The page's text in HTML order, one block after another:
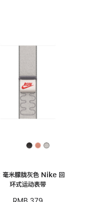
米朦胧灰色 Nike 回
环式运动表带